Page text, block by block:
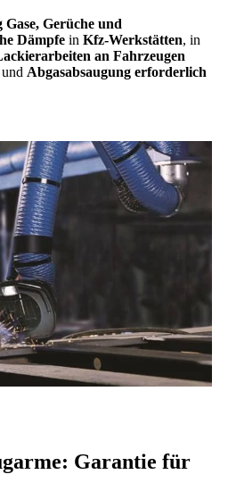
Gase, Gerüche und
Dämpfe in Kfz-Werkstätten, in
an Fahrzeugen
Abgasabsaugung erforderlich
Garantie für